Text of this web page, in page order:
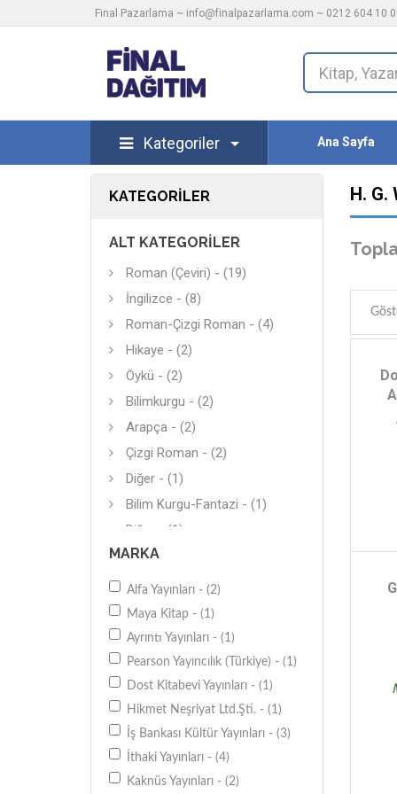
Final Pazarlama ~ info@finalpazarlama.com ~ 0212 604 10
Kategoriler Ana Sayfa
KATEGORILER
ALT KATEGORILER
Roman (Çeviri) - (19)
İngilizce - (8)
Roman-Çizgi Roman - (4)
Hikaye - (2)
Öykü - (2)
Bilimkurgu - (2)
Arapça - (2)
Çizgi Roman - (2)
Diğer - (1)
Bilim Kurgu-Fantazi - (1)
Diğer - (1)
MARKA
Alfa Yayınları - (2)
Maya Kitap - (1)
Ayrıntı Yayınları - (1)
Pearson Yayıncılık (Türkiye) - (1)
Dost Kitabevi Yayınları - (1)
Hikmet Neşriyat Ltd.Şti. - (1)
İş Bankası Kültür Yayınları - (3)
İthaki Yayınları - (4)
Kaknüs Yayınları - (2)
H. G.